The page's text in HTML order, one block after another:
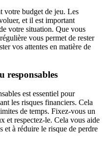
votre budget de jeu. Les
et il est important
votre situation. Que vous
vous permet de rester
vos attentes en matière de
responsables
est essentiel pour
les risques financiers. Cela
de temps. Fixez-vous un
et respectez-le. Cela vous aide
et à réduire le risque de perdre